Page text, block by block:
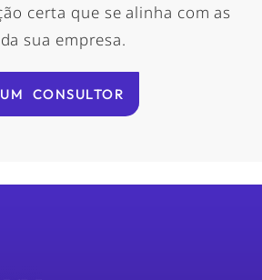
certa que se alinha com as
sua empresa.
CONSULTOR